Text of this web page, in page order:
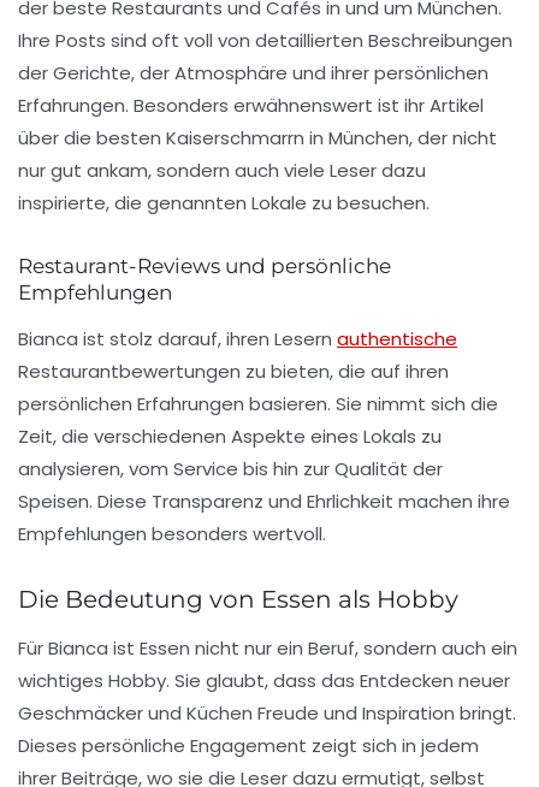
derbeste Restaurants und Cafés in und um München.
Ihre Posts sind oft voll von detaillierten Beschreibungen
der Gerichte, der Atmosphäre und ihrer persönlichen
Erfahrungen. Besonders erwähnenswert ist ihr Artikel
über die besten Kaiserschmarrn in München, der nicht
nur gut ankam, sondern auch viele Leser dazu
inspirierte, die genannten Lokale zu besuchen.
Restaurant-Reviews und persönliche
Empfehlungen
Bianca ist stolz darauf, ihren Lesern authentische
Restaurantbewertungen zu bieten, die auf ihren
persönlichen Erfahrungen basieren. Sie nimmt sich die
Zeit, die verschiedenen Aspekte eines Lokals zu
analysieren, vom Service bis hin zur Qualität der
Speisen. Diese Transparenz und Ehrlichkeit machen ihre
Empfehlungen besonders wertvoll.
Die Bedeutung von Essen als Hobby
Für Bianca ist Essen nicht nur ein Beruf, sondern auch ein
wichtiges Hobby. Sie glaubt, dass das Entdecken neuer
Geschmäcker und Küchen Freude und Inspiration bringt.
Dieses persönliche Engagement zeigt sich in jedem
ihrer Beiträge, wo sie die Leser dazu ermutigt, selbst